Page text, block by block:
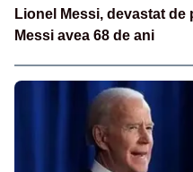
Lionel Messi, devastat
Messi avea 68 de ani